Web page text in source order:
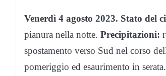
Venerdì 4 agosto 2023. Stato del
pianura nella notte. Precipitazioni:
spostamento verso Sud nel corso
pomeriggio ed esaurimento in serata.